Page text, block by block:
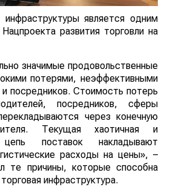
инфраструктуры является одним
развития торговли на
значимые продовольственные
потерями, неэффективными
и посредников. Стоимость потерь
посредников, сферы
через конечную
Текущая хаотичная и
цепь поставок накладывают
расходы на цены», –
те причины, которые способна
инфраструктура.